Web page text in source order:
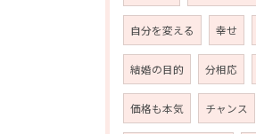
自分を変える 幸せ
結婚の目的 分相応
価格も本気 チャンス